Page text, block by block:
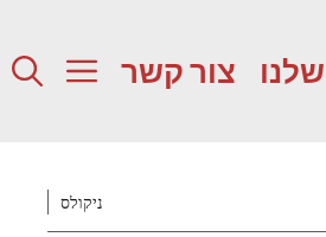
צור קשר
ניקולס